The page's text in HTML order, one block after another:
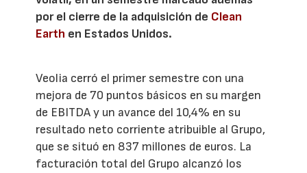
por el cierre de la adquisición de Clean
Earth en Estados Unidos.
Veolia cerró el primer semestre con una
mejora de 70 puntos básicos en su margen
de EBITDA y un avance del 10,4% en su
resultado neto corriente atribuible al Grupo,
que se situó en 837 millones de euros. La
facturación total del Grupo alcanzó los